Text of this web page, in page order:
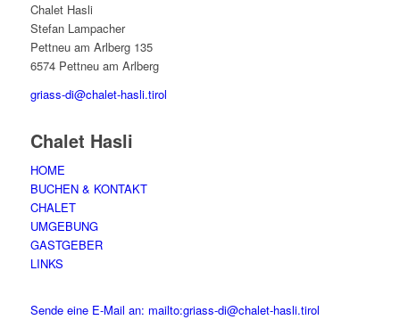
Chalet Hasli
Stefan Lampacher
Pettneu am Arlberg 135
6574 Pettneu am Arlberg
griass-di@chalet-hasli.tirol
Chalet Hasli
HOME
BUCHEN & KONTAKT
CHALET
UMGEBUNG
GASTGEBER
LINKS
Sende eine E-Mail an: mailto:griass-di@chalet-hasli.tirol